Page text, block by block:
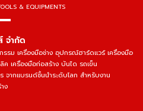
& EQUIPMENTS
จำกัด
รรม เครื่องมือช่าง อุปกรณ์ฮาร์ดแวร์ เครื่องมือ
ค เครื่องมือก่อสร้าง บันได รถเข็น
จากแบรนด์ชั้นนำระดับโลก สำหรับงาน
ง